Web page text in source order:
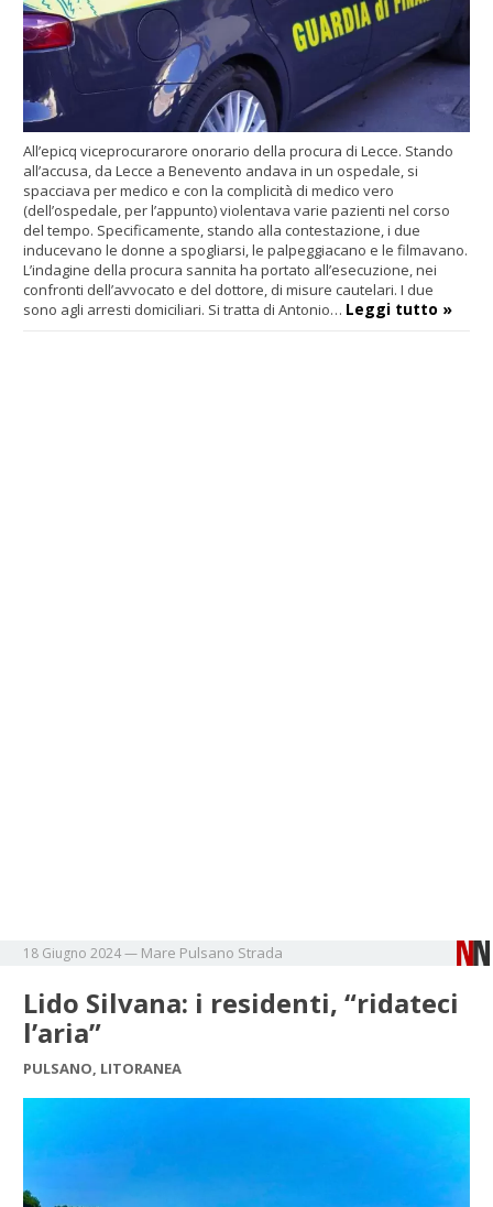
All’epicq viceprocurarore onorario della procura di Lecce. Stando
all’accusa, da Lecce a Benevento andava in un ospedale, si
spacciava per medico e con la complicità di medico vero
(dell’ospedale, per l’appunto) violentava varie pazienti nel corso
del tempo. Specificamente, stando alla contestazione, i due
inducevano le donne a spogliarsi, le palpeggiacano e le filmavano.
L’indagine della procura sannita ha portato all’esecuzione, nei
confronti dell’avvocato e del dottore, di misure cautelari. I due
sono agli arresti domiciliari. Si tratta di Antonio… Leggi tutto »
18 Giugno 2024— Mare Pulsano Strada
Lido Silvana: i residenti, “ridateci
l’aria”
PULSANO, LITORANEA